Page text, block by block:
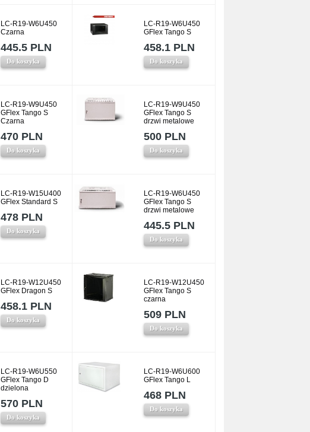
LC-R19-W6U450
Czarna
445.5 PLN
Do koszyka
LC-R19-W6U450
GFlex Tango S
458.1 PLN
Do koszyka
LC-R19-W9U450
GFlex Tango S
Czarna
470 PLN
Do koszyka
LC-R19-W9U450
GFlex Tango S
drzwi metalowe
500 PLN
Do koszyka
LC-R19-W15U400
GFlex Standard S
478 PLN
Do koszyka
LC-R19-W6U450
GFlex Tango S
drzwi metalowe
445.5 PLN
Do koszyka
LC-R19-W12U450
GFlex Dragon S
458.1 PLN
Do koszyka
LC-R19-W12U450
GFlex Tango S
czarna
509 PLN
Do koszyka
LC-R19-W6U550
GFlex Tango D
dzielona
570 PLN
Do koszyka
LC-R19-W6U600
GFlex Tango L
468 PLN
Do koszyka